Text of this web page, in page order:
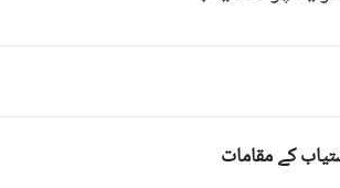
کے مقامات